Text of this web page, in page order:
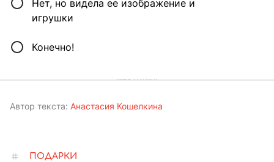
Нет, но видела ее изображение и
игрушки
Конечно!
Автор текста: Анастасия Кошелкина
ПОДАРКИ